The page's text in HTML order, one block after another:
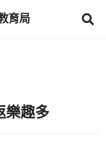
育局
樂趣多